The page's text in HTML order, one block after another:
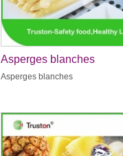
Asperges blanches
Asperges blanches